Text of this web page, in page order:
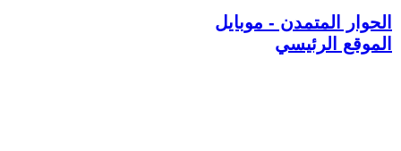
الحوار المتمدن - موبايل
الموقع الرئيسي